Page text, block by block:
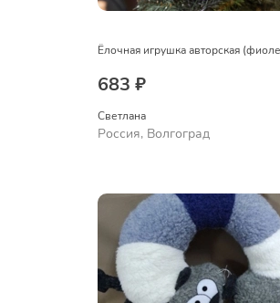
683 ₽
Светлана
Россия, Волгоград